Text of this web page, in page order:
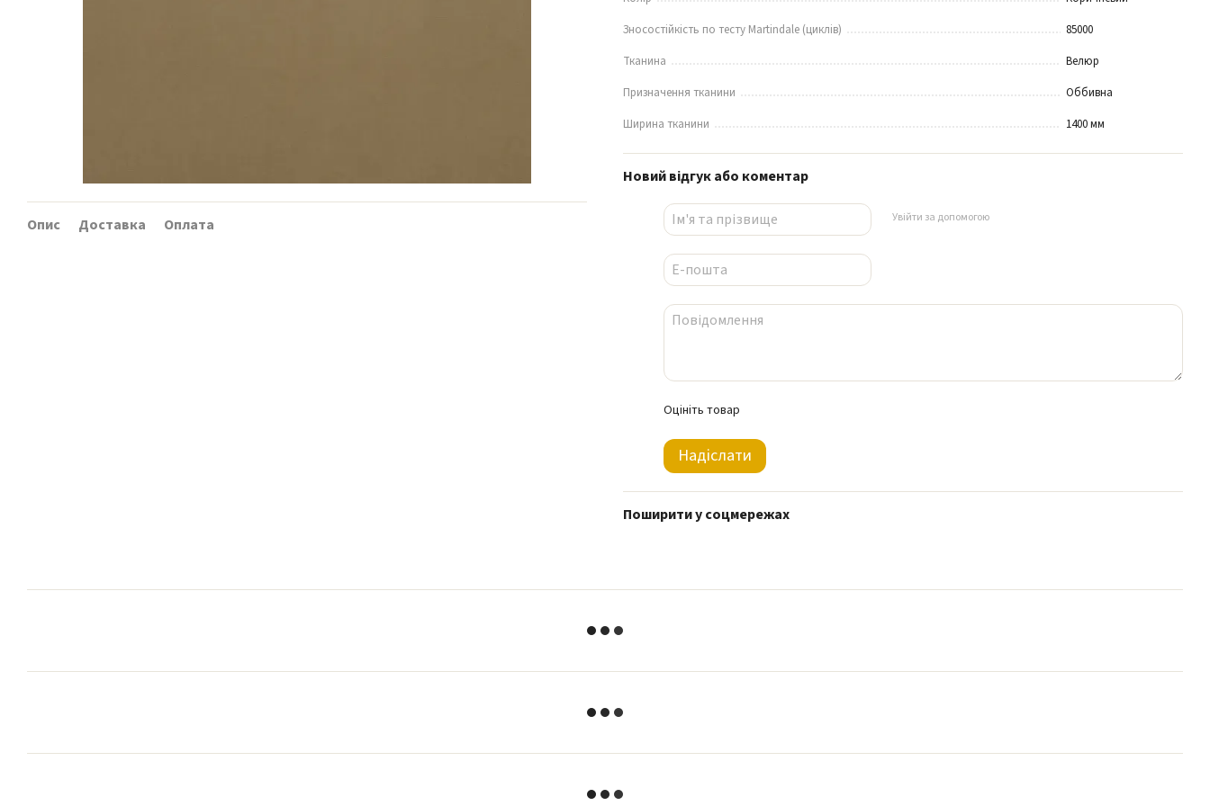
Опис Доставка Оплата
Зносостійкість по тесту Martindale (циклів)
85000
Тканина
Велюр
Призначення тканини
Оббивна
Ширина тканини
1400 мм
Новий відгук або коментар
Увійти за допомогою
Оцініть товар
Надіслати
Поширити у соцмережах